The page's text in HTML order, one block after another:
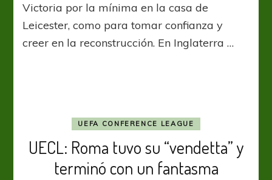
Manchester
United
más
Victoria por la mínima en la casa de
Leicester, como para tomar confianza y
creer en la reconstrucción. En Inglaterra …
UEFA CONFERENCE LEAGUE
UECL: Roma tuvo su “vendetta” y
terminó con un fantasma